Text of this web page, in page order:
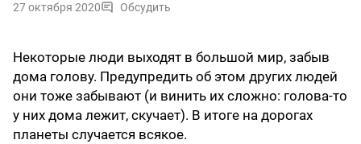
27 октября 2020 Обсудить
Некоторые люди выходят в большой мир, забыв
дома голову. Предупредить об этом других людей
они тоже забывают (и винить их сложно: голова-то
у них дома лежит, скучает). В итоге на дорогах
планеты случается всякое.